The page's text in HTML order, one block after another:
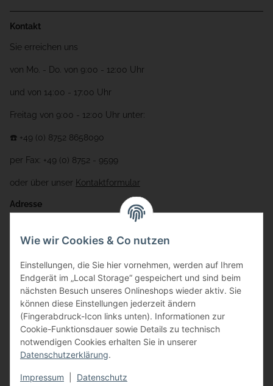
Kontakt
Sie erreichen uns
von Mo. - Do. von 9:00 - 12:00 Uhr
und von 14:00 - 17:00 Uhr
Freitag von 9:00 - 12:00 Uhr unter:
☎️ +49 (0) 8752 8658090
per Fax: +49 (0) 8752 - 9599
oder über unser Kontaktformular
Adresse
Gewerbering 17
84072 Au i.d. Hallertau
info@bauer-tore.de
Wie wir Cookies & Co nutzen
Einstellungen, die Sie hier vornehmen, werden auf Ihrem
Endgerät im „Local Storage“ gespeichert und sind beim
nächsten Besuch unseres Onlineshops wieder aktiv. Sie
können diese Einstellungen jederzeit ändern
(Fingerabdruck-Icon links unten). Informationen zur
Cookie-Funktionsdauer sowie Details zu technisch
notwendigen Cookies erhalten Sie in unserer
Datenschutzerklärung.
Impressum Datenschutz